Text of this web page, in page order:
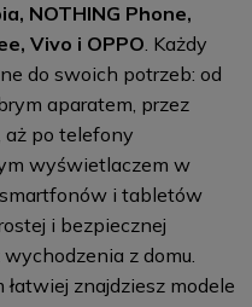
NOTHING Phone,
Vivo i OPPO. Każdy
do swoich potrzeb: od
aparatem, przez
aż po telefony
wyświetlaczem w
i tabletów
i bezpiecznej
z domu.
znajdziesz modele